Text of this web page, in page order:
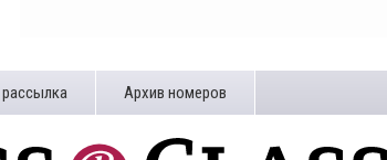
Архив номеров